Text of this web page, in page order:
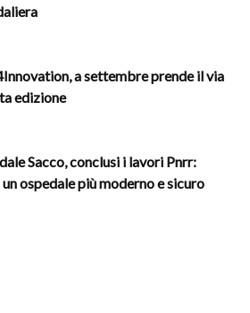
a settembre prende il via
edizione
Sacco, conclusi i lavori Pnrr:
ospedale più moderno e sicuro